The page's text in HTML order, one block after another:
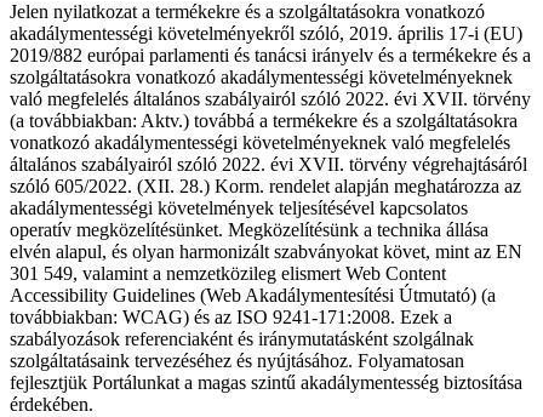
Jelen nyilatkozat a termékekre és a szolgáltatásokra vonatkozó
akadálymentességi követelményekről szóló, 2019. április 17-i (EU)
2019/882 európai parlamenti és tanácsi irányelv és a termékekre és a
szolgáltatásokra vonatkozó akadálymentességi követelményeknek
való megfelelés általános szabályairól szóló 2022. évi XVII. törvény
(a továbbiakban: Aktv.) továbbá a termékekre és a szolgáltatásokra
vonatkozó akadálymentességi követelményeknek való megfelelés
általános szabályairól szóló 2022. évi XVII. törvény végrehajtásáról
szóló 605/2022. (XII. 28.) Korm. rendelet alapján meghatározza az
akadálymentességi követelmények teljesítésével kapcsolatos
operatív megközelítésünket. Megközelítésünk a technika állása
elvén alapul, és olyan harmonizált szabványokat követ, mint az EN
301 549, valamint a nemzetközileg elismert Web Content
Accessibility Guidelines (Web Akadálymentesítési Útmutató) (a
továbbiakban: WCAG) és az ISO 9241-171:2008. Ezek a
szabályozások referenciaként és iránymutatásként szolgálnak
szolgáltatásaink tervezéséhez és nyújtásához. Folyamatosan
fejlesztjük Portálunkat a magas szintű akadálymentesség biztosítása
érdekében.